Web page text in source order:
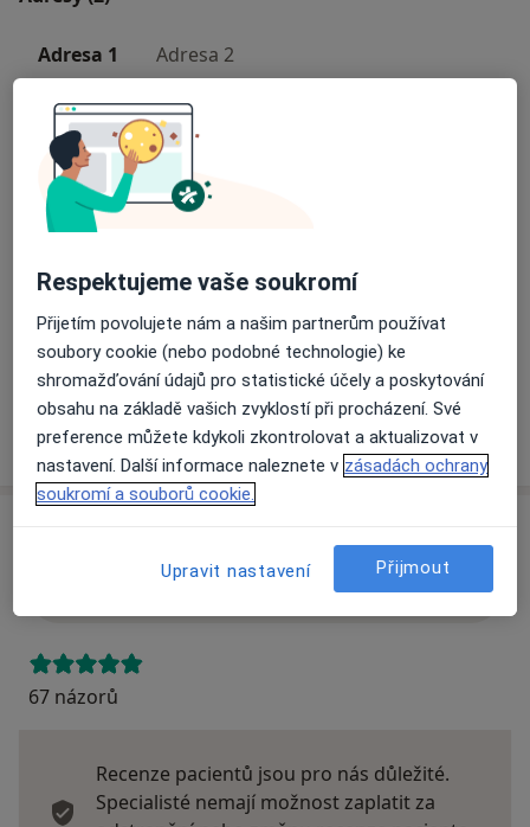
Adresa 1 Adresa 2
Gyn-Pren s.r.o., gynekologie
Zdrav. středisko 500,
Dostupnost
Na této adrese online kalendář není aktivní
Co mám v takové situaci udělat?
Více
o adrese
Přidejte svůj názor
67 názorů
Recenze pacientů jsou pro nás důležité.
Specialisté nemají možnost zaplatit za
Respektujeme vaše soukromí
Přijetím povolujete nám a našim partnerům používat
soubory cookie (nebo podobné technologie) ke
shromažďování údajů pro statistické účely a poskytování
obsahu na základě vašich zvyklostí při procházení. Své
preference můžete kdykoli zkontrolovat a aktualizovat v
nastavení. Další informace naleznete v zásadách ochrany
soukromí a souborů cookie.
Upravit nastavení Přijmout